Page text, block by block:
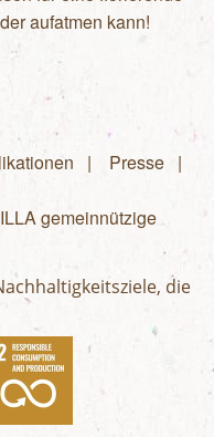
aufatmen kann!
Presse
gemeinnützige
die